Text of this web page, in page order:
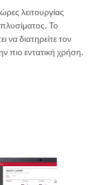
λειτουργίας
Το
διατηρείτε τον
πιο εντατική χρήση.